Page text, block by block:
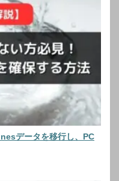
データを移行し、PC